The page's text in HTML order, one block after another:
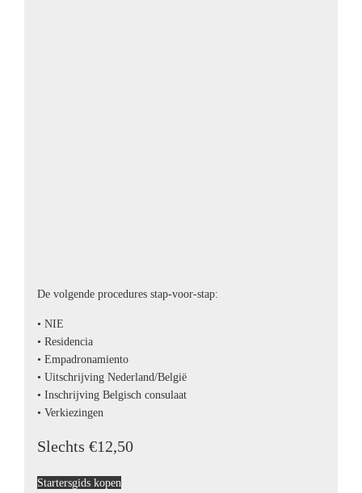
De volgende procedures stap-voor-stap:
• NIE
• Residencia
• Empadronamiento
• Uitschrijving Nederland/België
• Inschrijving Belgisch consulaat
• Verkiezingen
Slechts €12,50
Startersgids kopen